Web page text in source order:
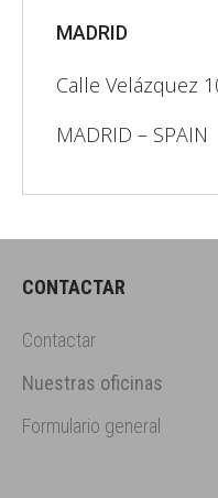
CONTACTAR
Contactar
Nuestras oficinas
Formulario general
MADRID
Calle Velázquez
MADRID – SPAIN